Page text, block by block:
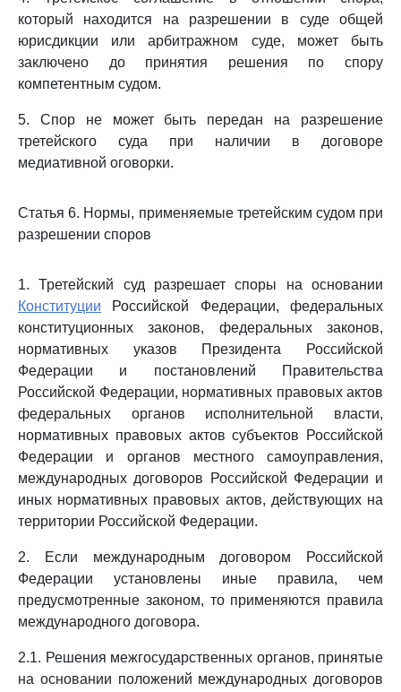
который находится на разрешении в суде общей
юрисдикции или арбитражном суде, может быть
заключено до принятия решения по спору
компетентным судом.
5. Спор не может быть передан на разрешение
третейского суда при наличии в договоре
медиативной оговорки.
Статья 6. Нормы, применяемые третейским судом при
разрешении споров
1. Третейский суд разрешает споры на основании
Конституции Российской Федерации, федеральных
конституционных законов, федеральных законов,
нормативных указов Президента Российской
Федерации и постановлений Правительства
Российской Федерации, нормативных правовых актов
федеральных органов исполнительной власти,
нормативных правовых актов субъектов Российской
Федерации и органов местного самоуправления,
международных договоров Российской Федерации и
иных нормативных правовых актов, действующих на
территории Российской Федерации.
2. Если международным договором Российской
Федерации установлены иные правила, чем
предусмотренные законом, то применяются правила
международного договора.
2.1. Решения межгосударственных органов, принятые
на основании положений международных договоров